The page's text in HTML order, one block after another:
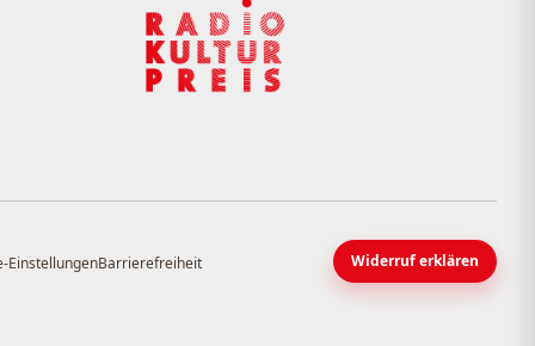
EinstellungenBarrierefreiheit Widerruf erklären